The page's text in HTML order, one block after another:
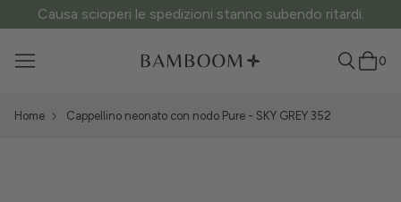
Causa scioperi le spedizioni stanno subendo ritardi.
0
Home Cappellino neonato con nodo Pure - SKY GREY 352